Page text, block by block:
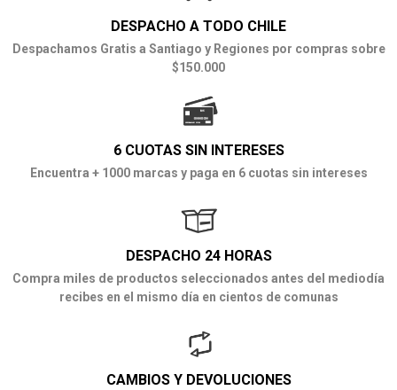
DESPACHO A TODO CHILE
Despachamos Gratis a Santiago y Regiones por compras sobre
$150.000
6 CUOTAS SIN INTERESES
Encuentra + 1000 marcas y paga en 6 cuotas sin intereses
DESPACHO 24 HORAS
Compra miles de productos seleccionados antes del mediodía
recibes en el mismo día en cientos de comunas
CAMBIOS Y DEVOLUCIONES